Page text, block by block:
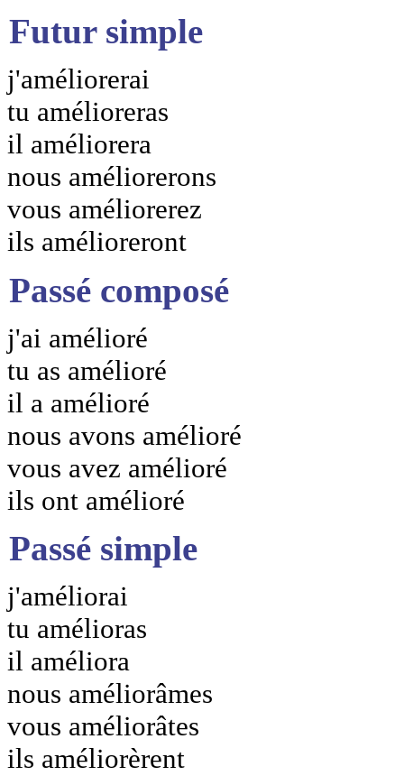
Futur simple
j'améliorerai
tu amélioreras
il améliorera
nous améliorerons
vous améliorerez
ils amélioreront
Passé composé
j'ai amélioré
tu as amélioré
il a amélioré
nous avons amélioré
vous avez amélioré
ils ont amélioré
Passé simple
j'améliorai
tu amélioras
il améliora
nous améliorâmes
vous améliorâtes
ils améliorèrent